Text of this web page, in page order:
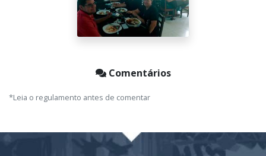
Comentários
*Leia o regulamento antes de comentar